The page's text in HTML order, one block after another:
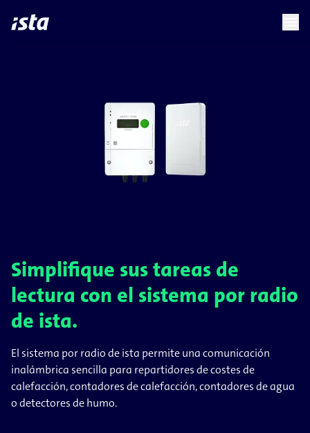
languagechevron_right
Simplifique sus tareas de
lectura con el sistema por radio
de ista.
El sistema por radio de ista permite una comunicación
inalámbrica sencilla para repartidores de costes de
calefacción, contadores de calefacción, contadores de agua
o detectores de humo.